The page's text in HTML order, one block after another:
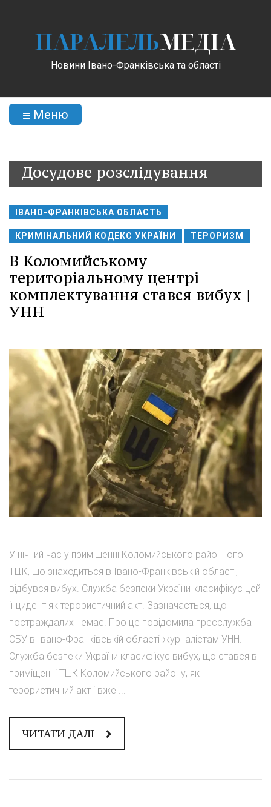
ПАРАЛЕЛЬМЕДІА
Новини Івано-Франківська та області
Меню
Досудове розслідування
ІВАНО-ФРАНКІВСЬКА ОБЛАСТЬ
КРИМІНАЛЬНИЙ КОДЕКС УКРАЇНИ ТЕРОРИЗМ
В Коломийському
територіальному центрі
комплектування стався вибух |
УНН
У нічний час у приміщенні Коломийського районного
ТЦК, що знаходиться в Івано-Франківській області,
відбувся вибух. Служба безпеки України класифікує цей
інцидент як терористичний акт. Зазначається, що
постраждалих немає. Про це повідомила пресслужба
СБУ в Івано-Франківській області журналістам УНН.
Служба безпеки України класифікує вибух, що стався в
приміщенні ТЦК Коломийського району, як
терористичний акт і вже ...
ЧИТАТИ ДАЛІ